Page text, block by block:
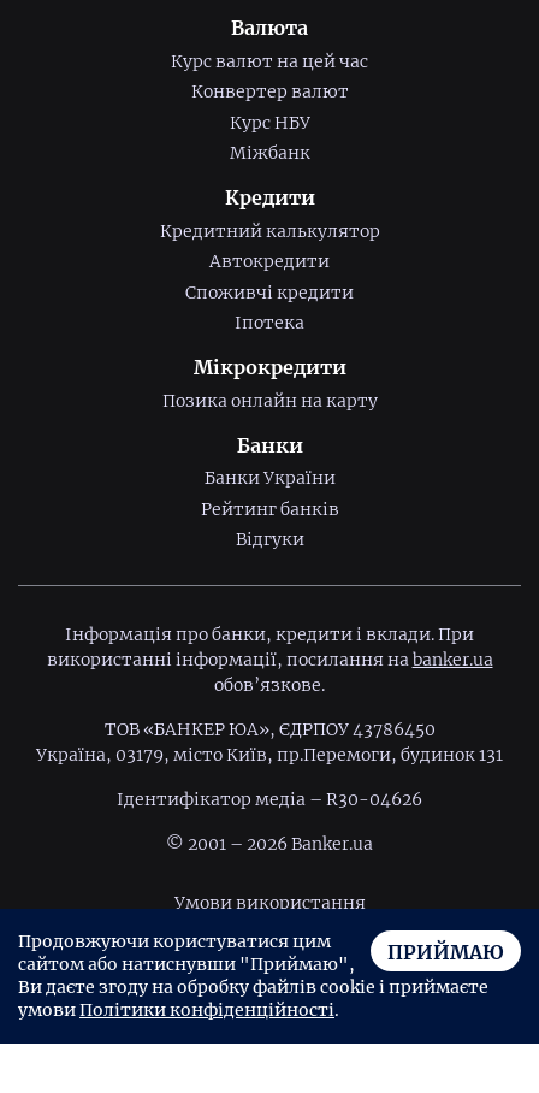
Валюта
Курс валют на цей час
Конвертер валют
Курс НБУ
Міжбанк
Кредити
Кредитний калькулятор
Автокредити
Споживчі кредити
Іпотека
Мікрокредити
Позика онлайн на карту
Банки
Банки України
Рейтинг банків
Відгуки
Інформація про банки, кредити і вклади. При
використанні інформації, посилання наbanker.ua
обов’язкове.
ТОВ «БАНКЕР ЮА», ЄДРПОУ 43786450
Україна, 03179, місто Київ, пр.Перемоги, будинок 131
Ідентифiкатор медiа – R30-04626
© 2001 – 2026 Banker.ua
Умови використання
Політика конфіденційності
Угода користувача
ПРИЙМАЮ
Продовжуючи користуватися цим
сайтом або натиснувши "Приймаю",
Ви даєте згоду на обробку файлів cookie і приймаєте
умовиПолітики конфіденційності.